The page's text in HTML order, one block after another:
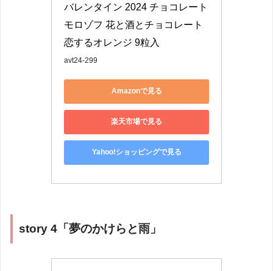
バレンタイン 2024 チョコレート
モロゾフ 花と酒とチョコレート
恋するオレンジ 9粒入
avt24-299
Amazonで見る
楽天市場で見る
Yahoo!ショッピングで見る
story 4「夢のかけらと雨」